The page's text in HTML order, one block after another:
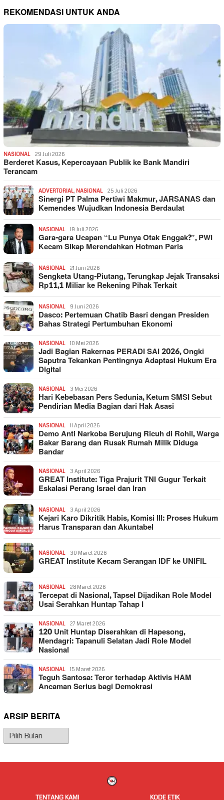
REKOMENDASI UNTUK ANDA
NASIONAL 29 Juli 2026
Berderet Kasus, Kepercayaan Publik ke Bank Mandiri
Terancam
ADVERTORIAL, NASIONAL 25 Juli 2026
Sinergi PT Palma Pertiwi Makmur, JARSANAS dan
Kemendes Wujudkan Indonesia Berdaulat
NASIONAL 19 Juli 2026
Gara-gara Ucapan “Lu Punya Otak Enggak?”, PWI
Kecam Sikap Merendahkan Hotman Paris
NASIONAL 21 Juni 2026
Sengketa Utang-Piutang, Terungkap Jejak Transaksi
Rp11,1 Miliar ke Rekening Pihak Terkait
NASIONAL 9 Juni 2026
Dasco: Pertemuan Chatib Basri dengan Presiden
Bahas Strategi Pertumbuhan Ekonomi
NASIONAL 10 Mei 2026
Jadi Bagian Rakernas PERADI SAI 2026, Ongki
Saputra Tekankan Pentingnya Adaptasi Hukum Era
Digital
NASIONAL 3 Mei 2026
Hari Kebebasan Pers Sedunia, Ketum SMSI Sebut
Pendirian Media Bagian dari Hak Asasi
NASIONAL 11 April 2026
Demo Anti Narkoba Berujung Ricuh di Rohil, Warga
Bakar Barang dan Rusak Rumah Milik Diduga
Bandar
NASIONAL 3 April 2026
GREAT Institute: Tiga Prajurit TNI Gugur Terkait
Eskalasi Perang Israel dan Iran
NASIONAL 3 April 2026
Kejari Karo Dikritik Habis, Komisi III: Proses Hukum
Harus Transparan dan Akuntabel
NASIONAL 30 Maret 2026
GREAT Institute Kecam Serangan IDF ke UNIFIL
NASIONAL 28 Maret 2026
Tercepat di Nasional, Tapsel Dijadikan Role Model
Usai Serahkan Huntap Tahap I
NASIONAL 27 Maret 2026
120 Unit Huntap Diserahkan di Hapesong,
Mendagri: Tapanuli Selatan Jadi Role Model
Nasional
NASIONAL 15 Maret 2026
Teguh Santosa: Teror terhadap Aktivis HAM
Ancaman Serius bagi Demokrasi
ARSIP BERITA
Arsip
Berita
TENTANG KAMI KODE ETIK